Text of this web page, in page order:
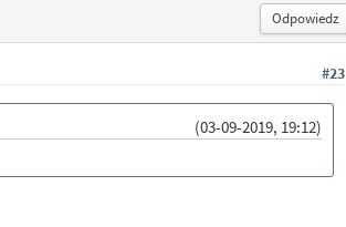
Odpowiedz
#23
(03-09-2019, 19:12)